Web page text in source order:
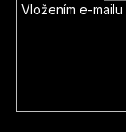
Vložením e-mailu